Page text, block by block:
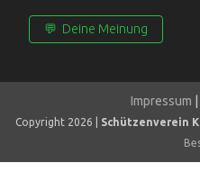
💬 Deine Meinung
Impressum
Copyright 2026 | Schützenverein